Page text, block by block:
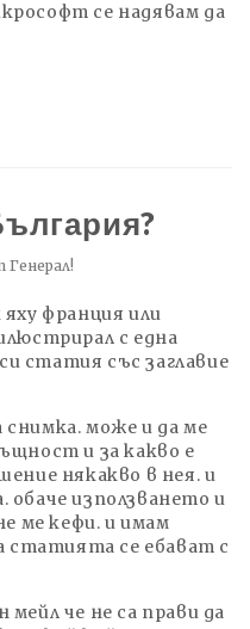
се надявам да
Генерал!
франция или
с една
статия със заглавие
снимка. може и да ме
и за какво е
някакво в нея. и
обаче използването и
ме кефи. и имам
се ебават с
че не са прави да